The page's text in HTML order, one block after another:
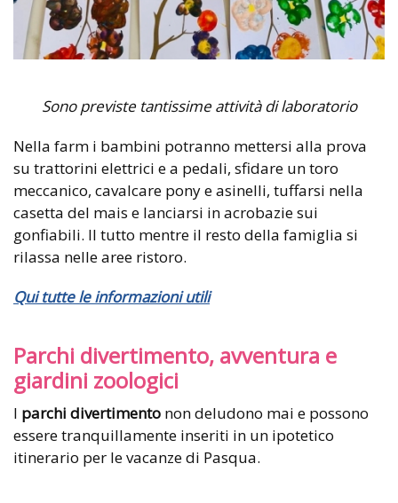
Sono previste tantissime attività di laboratorio
Nella farm i bambini potranno mettersi alla prova
su trattorini elettrici e a pedali, sfidare un toro
meccanico, cavalcare pony e asinelli, tuffarsi nella
casetta del mais e lanciarsi in acrobazie sui
gonfiabili. Il tutto mentre il resto della famiglia si
rilassa nelle aree ristoro.
Qui tutte le informazioni utili
Parchi divertimento, avventura e
giardini zoologici
I parchi divertimento non deludono mai e possono
essere tranquillamente inseriti in un ipotetico
itinerario per le vacanze di Pasqua.